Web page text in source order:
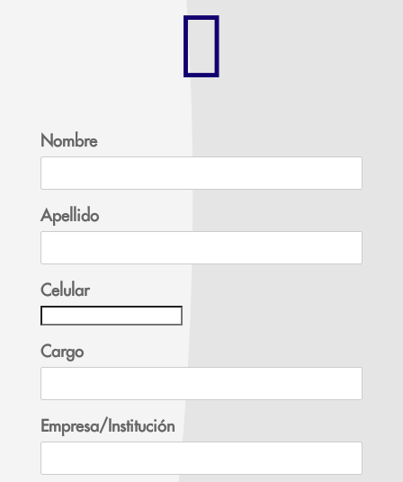

Nombre
Apellido
Celular
Cargo
Empresa/Institución